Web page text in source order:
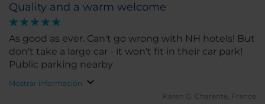
Quality and a warm welcome
As good as ever. Can't go wrong with NH hotels! But
don't take a large car - it won't fit in their car park!
Public parking nearby
Mostrar información
Karen G. Charente, France